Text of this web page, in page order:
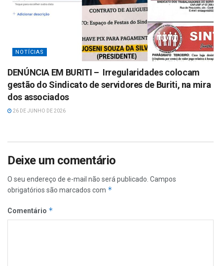
NOTÍCIAS
DENÚNCIA EM BURITI – Irregularidades colocam
gestão do Sindicato de servidores de Buriti, na mira
dos associados
26 DE JUNHO DE 2026
Deixe um comentário
O seu endereço de e-mail não será publicado. Campos
obrigatórios são marcados com *
Comentário *